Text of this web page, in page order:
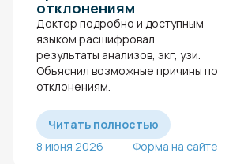
отклонениям
Доктор подробно и доступным
языком расшифровал
результаты анализов, экг, узи.
Объяснил возможные причины по
отклонениям.
Читать полностью
8 июня 2026
Форма на сайте